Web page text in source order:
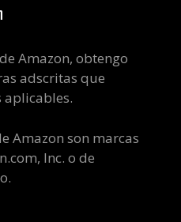
Amazon, obtengo
adscritas que
Amazon son marcas
Inc. o de